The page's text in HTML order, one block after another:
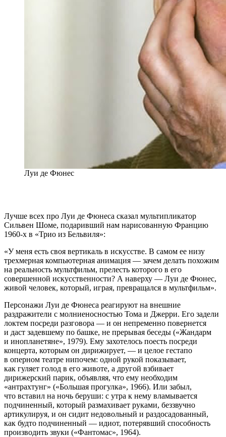
Луи де Фюнес
Лучше всех про Луи де Фюнеса сказал мультипликатор
Сильвен Шоме, подаривший нам нарисованную Францию
1960-х в «Трио из Бельвиля»:
«У меня есть своя вертикаль в искусстве. В самом ее низу
трехмерная компьютерная анимация — зачем делать похожим
на реальность мультфильм, прелесть которого в его
совершенной искусственности? А наверху — Луи де Фюнес,
живой человек, который, играя, превращался в мультфильм».
Персонажи Луи де Фюнеса реагируют на внешние
раздражители с молниеносностью Тома и Джерри. Его задели
локтем посреди разговора — и он непременно повернется
и даст задевшему по башке, не прерывая беседы («Жандарм
и инопланетяне», 1979). Ему захотелось поесть посреди
концерта, которым он дирижирует, — и целое гестапо
в оперном театре нипочем: одной рукой показывает,
как гуляет голод в его животе, а другой взбивает
дирижерский парик, объявляя, что ему необходим
«антрахтунг» («Большая прогулка», 1966). Или забыл,
что вставил на ночь беруши: с утра к нему вламывается
подчиненный, который размахивает руками, беззвучно
артикулируя, и он сидит недовольный и раздосадованный,
как будто подчиненный — идиот, потерявший способность
производить звуки («Фантомас», 1964).